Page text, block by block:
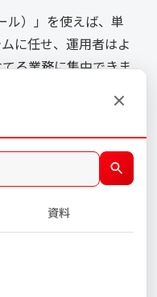
ル）」を使えば、単
に任せ、運用者はよ
る業務に集中できま
ださい。
る
資料